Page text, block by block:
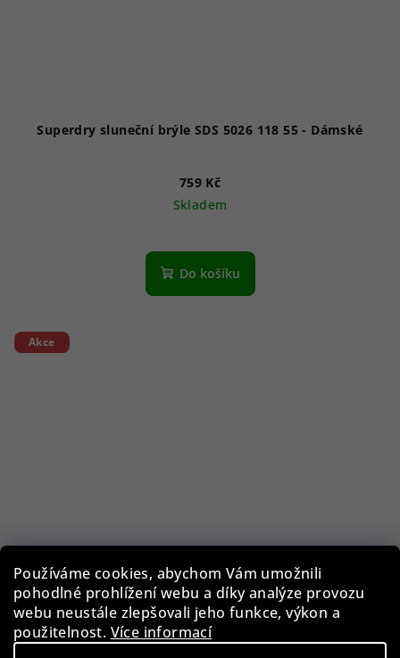
Používáme cookies, abychom Vám umožnili
pohodlné prohlížení webu a díky analýze provozu
webu neustále zlepšovali jeho funkce, výkon a
použitelnost. Více informací
Superdry sluneční brýle SDS 5026 118 55 - Dámské
759 Kč
Skladem
Do košíku
Akce